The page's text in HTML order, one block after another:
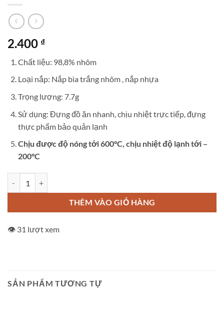
2.400 ₫
Chất liệu: 98,8% nhôm
Loại nắp: Nắp bìa trắng nhôm , nắp nhựa
Trọng lượng: 7.7g
Sử dụng: Đựng đồ ăn nhanh, chịu nhiệt trực tiếp, đựng
thực phẩm bảo quản lạnh
Chịu được độ nóng tới 600°C, chịu nhiệt độ lạnh tới –
200°C
THÊM VÀO GIỎ HÀNG
👁️ 31 lượt xem
SẢN PHẨM TƯƠNG TỰ